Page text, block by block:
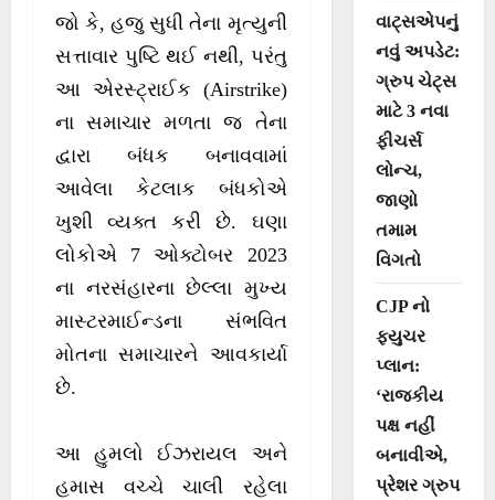
જો કે, હજુ સુધી તેના મૃત્યુની
સત્તાવાર પુષ્ટિ થઈ નથી, પરંતુ
આ એરસ્ટ્રાઈક (Airstrike)
ના સમાચાર મળતા જ તેના
દ્વારા બંધક બનાવવામાં
આવેલા કેટલાક બંધકોએ
ખુશી વ્યક્ત કરી છે. ઘણા
લોકોએ 7 ઓક્ટોબર 2023
ના નરસંહારના છેલ્લા મુખ્ય
માસ્ટરમાઈન્ડના સંભવિત
મોતના સમાચારને આવકાર્યા
છે.
આ હુમલો ઈઝરાયલ અને
હમાસ વચ્ચે ચાલી રહેલા
વાટ્સએપનું
નવું અપડેટ:
ગ્રુપ ચેટ્સ
માટે 3 નવા
ફીચર્સ
લોન્ચ,
જાણો
તમામ
વિગતો
CJP નો
ફ્યુચર
પ્લાન:
‘રાજકીય
પક્ષ નહીં
બનાવીએ,
પ્રેશર ગ્રુપ